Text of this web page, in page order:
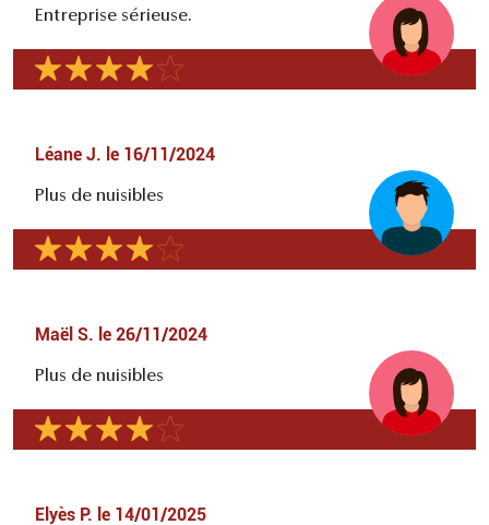
Entreprise sérieuse.
Léane J. le 16/11/2024
Plus de nuisibles
Maël S. le 26/11/2024
Plus de nuisibles
Elyès P. le 14/01/2025